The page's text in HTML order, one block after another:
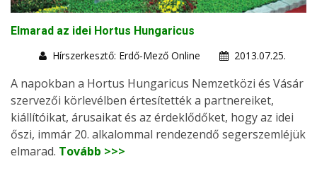
Elmarad az idei Hortus Hungaricus
Hírszerkesztő: Erdő-Mező Online
2013.07.25.
A napokban a Hortus Hungaricus Nemzetközi és Vásár
szervezői körlevélben értesítették a partnereiket,
kiállítóikat, árusaikat és az érdeklődőket, hogy az idei
őszi, immár 20. alkalommal rendezendő segerszemléjük
elmarad. Tovább >>>